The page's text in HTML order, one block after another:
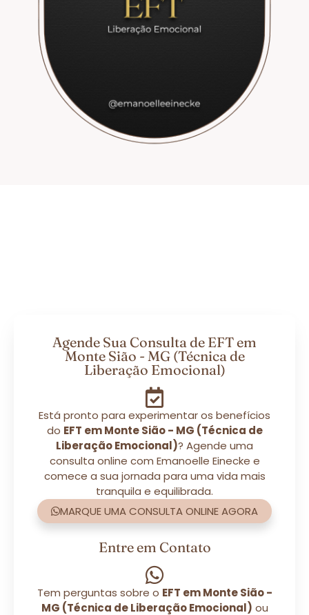
Agende Sua Consulta de EFT em
Monte Sião - MG (Técnica de
Liberação Emocional)
Está pronto para experimentar os benefícios
do EFT em Monte Sião - MG (Técnica de
Liberação Emocional)? Agende uma
consulta online com Emanoelle Einecke e
comece a sua jornada para uma vida mais
tranquila e equilibrada.
MARQUE UMA CONSULTA ONLINE AGORA
Entre em Contato
Tem perguntas sobre o EFT em Monte Sião -
MG (Técnica de Liberação Emocional) ou